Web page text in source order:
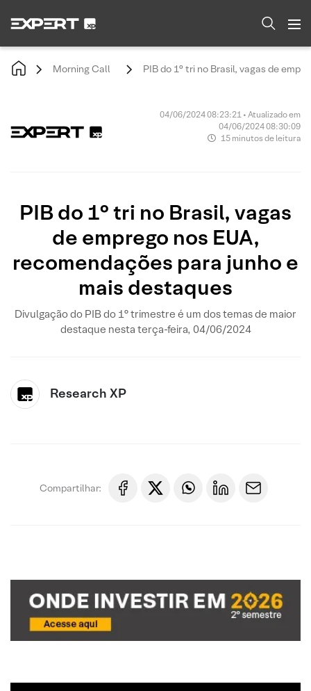
Morning Call PIB do 1° tri no Brasil, vagas de
04/06/2024 08:23:21 • Atualizado em
04/06/2024 08:30:09
15 minutos de leitura
PIB do 1° tri no Brasil, vagas
de emprego nos EUA,
recomendações para junho e
mais destaques
Divulgação do PIB do 1° trimestre é um dos temas de maior
destaque nesta terça-feira, 04/06/2024
Research XP
Compartilhar: